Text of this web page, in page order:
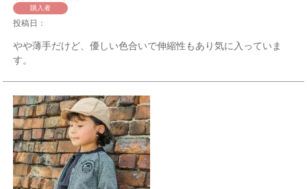
購入者
投稿日
やや薄手だけど、優しい色合いで伸縮性もあり気に入っていま
す。